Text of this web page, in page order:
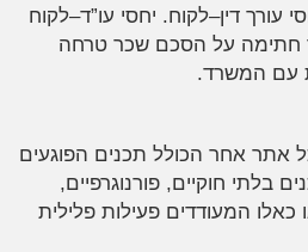
עורך דין–לקוח. יחסי עו”ד–לקוח
חתימה על הסכם שכר טרחה
עם המשרד.
אתר אחר הכולל תכנים הפוגעים
בלתי חוקיים, פורנוגרפיים,
כאלו המעודדים פעילות פלילית